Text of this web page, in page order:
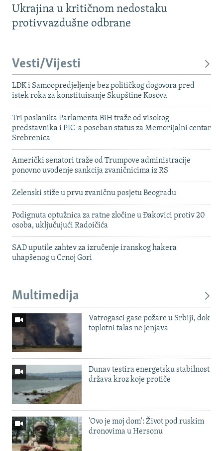
Ukrajina u kritičnom nedostaku
protivvazdušne odbrane
Vesti/Vijesti
LDK i Samoopredjeljenje bez političkog dogovora pred
istek roka za konstituisanje Skupštine Kosova
Tri poslanika Parlamenta BiH traže od visokog
predstavnika i PIC-a poseban status za Memorijalni centar
Srebrenica
Američki senatori traže od Trumpove administracije
ponovno uvođenje sankcija zvaničnicima iz RS
Zelenski stiže u prvu zvaničnu posjetu Beogradu
Podignuta optužnica za ratne zločine u Đakovici protiv 20
osoba, uključujući Radoičića
SAD uputile zahtev za izručenje iranskog hakera
uhapšenog u Crnoj Gori
Multimedija
Vatrogasci gase požare u Srbiji, dok
toplotni talas ne jenjava
Dunav testira energetsku stabilnost
država kroz koje protiče
'Ovo je moj dom': Život pod ruskim
dronovima u Hersonu